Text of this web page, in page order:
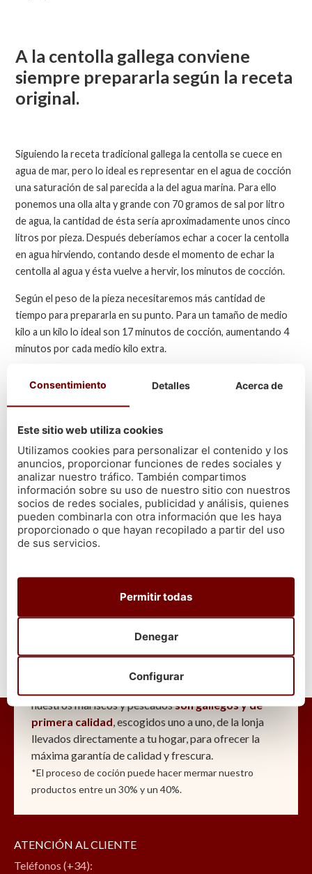
A la centolla gallega conviene
siempre prepararla según la receta
original.
Siguiendo la receta tradicional gallega la centolla se cuece en
agua de mar, pero lo ideal es representar en el agua de cocción
una saturación de sal parecida a la del agua marina. Para ello
ponemos una olla alta y grande con 70 gramos de sal por litro
de agua, la cantidad de ésta sería aproximadamente unos cinco
litros por pieza. Después deberíamos echar a cocer la centolla
en agua hirviendo, contando desde el momento de echar la
centolla al agua y ésta vuelve a hervir, los minutos de cocción.
Según el peso de la pieza necesitaremos más cantidad de
tiempo para prepararla en su punto. Para un tamaño de medio
kilo a un kilo lo ideal son 17 minutos de cocción, aumentando 4
minutos por cada medio kilo extra.
En cuanto la centolla está cocida, la retiramos del agua y se
reseca.
Así que ahora ya no tienes excusas, ya sabes dónde comprar
centolla gallega online y cómo prepararla, así que solo te queda
disfrutar de este delicioso plato que el mar nos ofrece. ¡Buen
Provecho!
VOLVER
nuestros mariscos y pescadosson gallegos y de
primera calidad , escogidos uno a uno, de la lonja
llevados directamente a tu hogar, para ofrecer la
máxima garantía de calidad y frescura.
*El proceso de coción puede hacer mermar nuestro
productos entre un 30% y un 40%.
ATENCIÓN AL CLIENTE
Teléfonos (+34):
Consentimiento Detalles Acerca de
Este sitio web utiliza cookies
Utilizamos cookies para personalizar el contenido y los
anuncios, proporcionar funciones de redes sociales y
analizar nuestro tráfico. También compartimos
información sobre su uso de nuestro sitio con nuestros
socios de redes sociales, publicidad y análisis, quienes
pueden combinarla con otra información que les haya
proporcionado o que hayan recopilado a partir del uso
de sus servicios.
Configurar
Denegar
Permitir todas